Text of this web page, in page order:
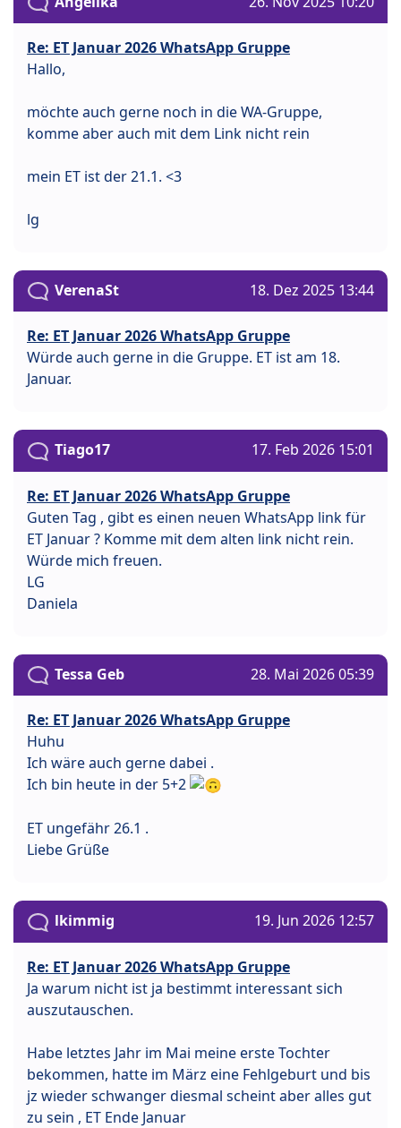
Re: ET Januar 2026 WhatsApp Gruppe
Hallo,
möchte auch gerne noch in die WA-Gruppe,
komme aber auch mit dem Link nicht rein
mein ET ist der 21.1. <3
lg
VerenaSt 18. Dez 2025 13:44
Re: ET Januar 2026 WhatsApp Gruppe
Würde auch gerne in die Gruppe. ET ist am 18.
Januar.
Tiago17 17. Feb 2026 15:01
Re: ET Januar 2026 WhatsApp Gruppe
Guten Tag , gibt es einen neuen WhatsApp link für
ET Januar ? Komme mit dem alten link nicht rein.
Würde mich freuen.
LG
Daniela
Tessa Geb 28. Mai 2026 05:39
Re: ET Januar 2026 WhatsApp Gruppe
Huhu
Ich wäre auch gerne dabei .
Ich bin heute in der 5+2
ET ungefähr 26.1 .
Liebe Grüße
lkimmig 19. Jun 2026 12:57
Re: ET Januar 2026 WhatsApp Gruppe
Ja warum nicht ist ja bestimmt interessant sich
auszutauschen.
Habe letztes Jahr im Mai meine erste Tochter
bekommen, hatte im März eine Fehlgeburt und bis
jz wieder schwanger diesmal scheint aber alles gut
zu sein , ET Ende Januar